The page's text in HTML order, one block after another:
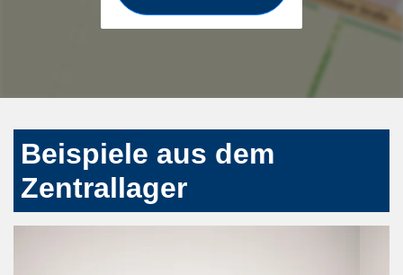
Beispiele aus dem
Zentrallager